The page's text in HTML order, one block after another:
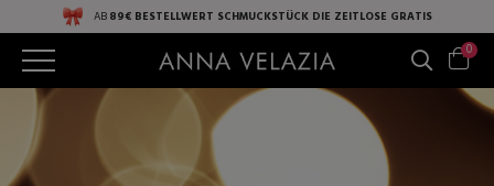
AB89€ BESTELLWERT SCHMUCKSTÜCK DIE ZEITLOSE GRATIS
0